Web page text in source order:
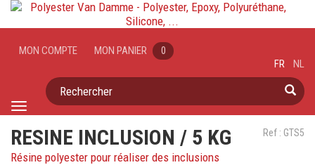
Toggle
MON COMPTE MON PANIER 0
Rechercher
FR NL
Ref : GTS5
RESINE INCLUSION / 5 KG
Résine polyester pour réaliser des inclusions